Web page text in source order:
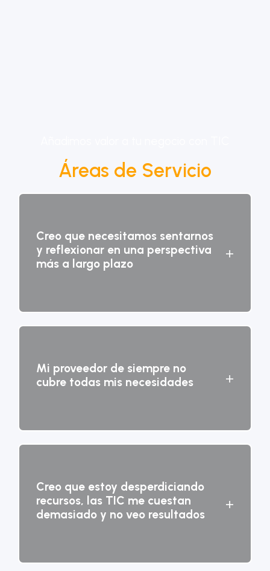
Áreas de Servicio
Creo que necesitamos sentarnos
y reflexionar en una perspectiva
más a largo plazo
+
Mi proveedor de siempre no
cubre todas mis necesidades
+
Creo que estoy desperdiciando
recursos, las TIC me cuestan
demasiado y no veo resultados
+